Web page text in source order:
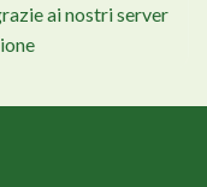
ai nostri server